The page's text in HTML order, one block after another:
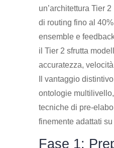
un’architettura Tier
di routing fino al
ensemble e
il Tier 2 sfrutta
accuratezza,
Il vantaggio
ontologie
tecniche di pre-
finemente adattati
Fase 1: